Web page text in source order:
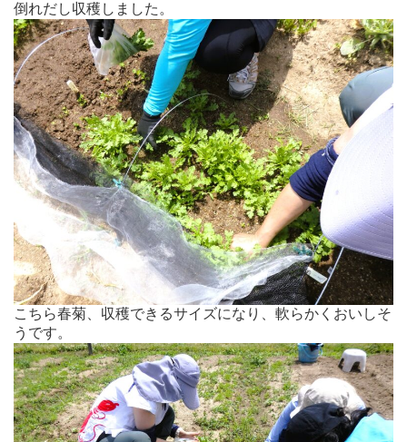
倒れだし収穫しました。
こちら春菊、収穫できるサイズになり、軟らかくおいしそ
うです。